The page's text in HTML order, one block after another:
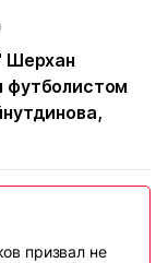
Шерхан
футболистом
призвал не